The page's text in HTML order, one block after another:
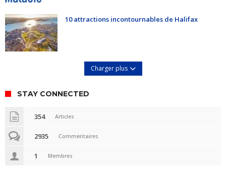
10 attractions incontournables de Halifax
Charger plus
STAY CONNECTED
354 Articles
2935 Commentaires
1 Membres